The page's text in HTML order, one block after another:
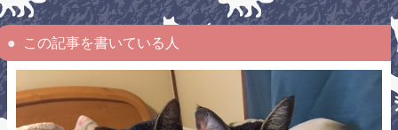
この記事を書いている人